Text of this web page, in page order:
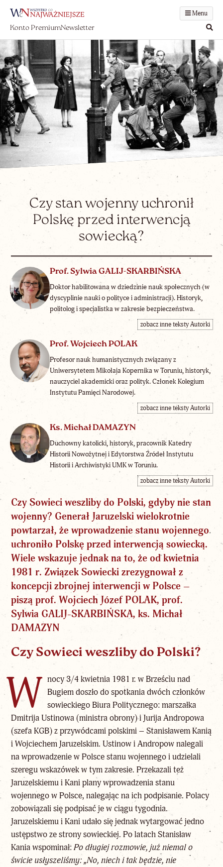
Menu
Konto PremiumNewsletter
Czy stan wojenny uchronił
Polskę przed interwencją
sowiecką?
Prof. Sylwia GALIJ-SKARBIŃSKA
Doktor habilitowana w dziedzinie nauk społecznych (w
dyscyplinie nauki o polityce i administracji). Historyk,
politolog i specjalistka w zakresie bezpieczeństwa.
zobacz inne teksty Autorki
Prof. Wojciech POLAK
Profesor nauk humanistycznych związany z
Uniwersytetem Mikołaja Kopernika w Toruniu, historyk,
nauczyciel akademicki oraz polityk. Członek Kolegium
Instytutu Pamięci Narodowej.
zobacz inne teksty Autorki
Ks. Michał DAMAZYN
Duchowny katolicki, historyk, pracownik Katedry
Historii Nowożytnej i Edytorstwa Źródeł Instytutu
Historii i Archiwistyki UMK w Toruniu.
zobacz inne teksty Autorki
Czy Sowieci weszliby do Polski, gdyby niestan
wojenny? Generał Jaruzelski wielokrotnie
powtarzał, że wprowadzenie stanu wojennego
uchroniło Polskę przed interwencją sowiecką.
Wiele wskazuje jednak na to, że od kwietnia
1981 r. Związek Sowiecki zrezygnował z
koncepcji zbrojnej interwencji w Polsce –
pisząprof. Wojciech Józef POLAK,prof.
Sylwia GALIJ-SKARBIŃSKA, ks. Michał
DAMAZYN
Czy Sowieci weszliby do Polski?
W nocy 3/4 kwietnia 1981 r. w Brześciu nad
Bugiem doszło do spotkania dwóch członków
sowieckiego Biura Politycznego: marszałka
Dmitrija Ustinowa (ministra obrony) i Jurija Andropowa
(szefa KGB) z przywódcami polskimi – Stanisławem Kanią
i Wojciechem Jaruzelskim. Ustinow i Andropow nalegali
na wprowadzenie w Polsce stanu wojennego i udzielali
szeregu wskazówek w tym zakresie. Przekazali też
Jaruzelskiemu i Kani plany wprowadzenia stanu
wojennego w Polsce, nalegając na ich podpisanie. Polacy
zobowiązali się podpisać je w ciągu tygodnia.
Jaruzelskiemu i Kani udało się jednak wytargować jedno
ustępstwo ze strony sowieckiej. Po latach Stanisław
Kania wspominał:Po długiej rozmowie, już niemal o
świcie usłyszeliśmy: „No, niech i tak będzie, nie